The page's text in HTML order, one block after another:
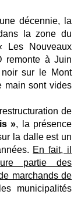
décennie, la
la zone du
Les Nouveaux
remonte à Juin
sur le Mont
main sont vides
de
», la présence
la dalle est un
En fait, il
partie des
marchands de
municipalités